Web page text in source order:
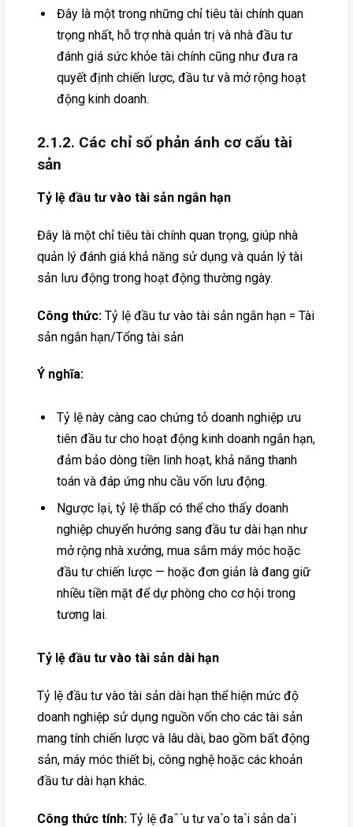
Đây là một trong những chỉ tiêu tài chính quan
trọng nhất, hỗ trợ nhà quản trị và nhà đầu tư
đánh giá sức khỏe tài chính cũng như đưa ra
quyết định chiến lược, đầu tư và mở rộng hoạt
động kinh doanh.
2.1.2. Các chỉ số phản ánh cơ cấu tài
sản
Tỷ lệ đầu tư vào tài sản ngắn hạn
Đây là một chỉ tiêu tài chính quan trọng, giúp nhà
quản lý đánh giá khả năng sử dụng và quản lý tài
sản lưu động trong hoạt động thường ngày.
Công thức: Tỷ lệ đầu tư vào tài sản ngắn hạn = Tài
sản ngắn hạn/Tổng tài sản
Ý nghĩa:
Tỷ lệ này càng cao chứng tỏ doanh nghiệp ưu
tiên đầu tư cho hoạt động kinh doanh ngắn hạn,
đảm bảo dòng tiền linh hoạt, khả năng thanh
toán và đáp ứng nhu cầu vốn lưu động.
Ngược lại, tỷ lệ thấp có thể cho thấy doanh
nghiệp chuyển hướng sang đầu tư dài hạn như
mở rộng nhà xưởng, mua sắm máy móc hoặc
đầu tư chiến lược — hoặc đơn giản là đang giữ
nhiều tiền mặt để dự phòng cho cơ hội trong
tương lai.
Tỷ lệ đầu tư vào tài sản dài hạn
Tỷ lệ đầu tư vào tài sản dài hạn thể hiện mức độ
doanh nghiệp sử dụng nguồn vốn cho các tài sản
mang tính chiến lược và lâu dài, bao gồm bất động
sản, máy móc thiết bị, công nghệ hoặc các khoản
đầu tư dài hạn khác.
Công thức tính: Tỷ lệ đaˆˋu tư vaˋo taˋi sản daˋi